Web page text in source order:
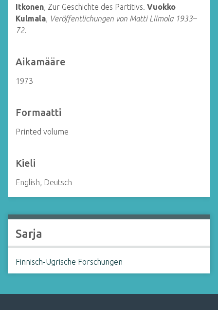
Itkonen, Zur Geschichte des Partitivs. Vuokko
Kulmala, Veröffentlichungen von Matti Liimola 1933–
72.
Aikamääre
1973
Formaatti
Printed volume
Kieli
English, Deutsch
Sarja
Finnisch-Ugrische Forschungen